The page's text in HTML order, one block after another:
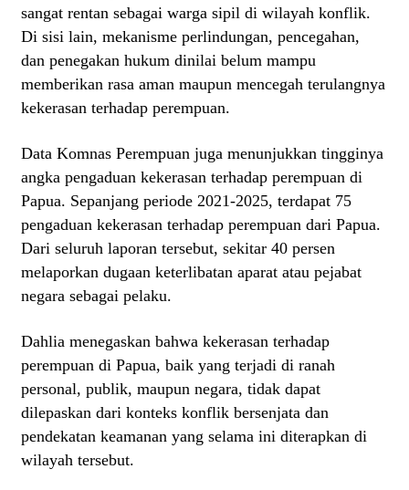
sangat rentan sebagai warga sipil di wilayah konflik.
Di sisi lain, mekanisme perlindungan, pencegahan,
dan penegakan hukum dinilai belum mampu
memberikan rasa aman maupun mencegah terulangnya
kekerasan terhadap perempuan.
Data Komnas Perempuan juga menunjukkan tingginya
angka pengaduan kekerasan terhadap perempuan di
Papua. Sepanjang periode 2021-2025, terdapat 75
pengaduan kekerasan terhadap perempuan dari Papua.
Dari seluruh laporan tersebut, sekitar 40 persen
melaporkan dugaan keterlibatan aparat atau pejabat
negara sebagai pelaku.
Dahlia menegaskan bahwa kekerasan terhadap
perempuan di Papua, baik yang terjadi di ranah
personal, publik, maupun negara, tidak dapat
dilepaskan dari konteks konflik bersenjata dan
pendekatan keamanan yang selama ini diterapkan di
wilayah tersebut.